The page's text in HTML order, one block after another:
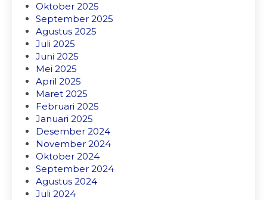
Oktober 2025
September 2025
Agustus 2025
Juli 2025
Juni 2025
Mei 2025
April 2025
Maret 2025
Februari 2025
Januari 2025
Desember 2024
November 2024
Oktober 2024
September 2024
Agustus 2024
Juli 2024